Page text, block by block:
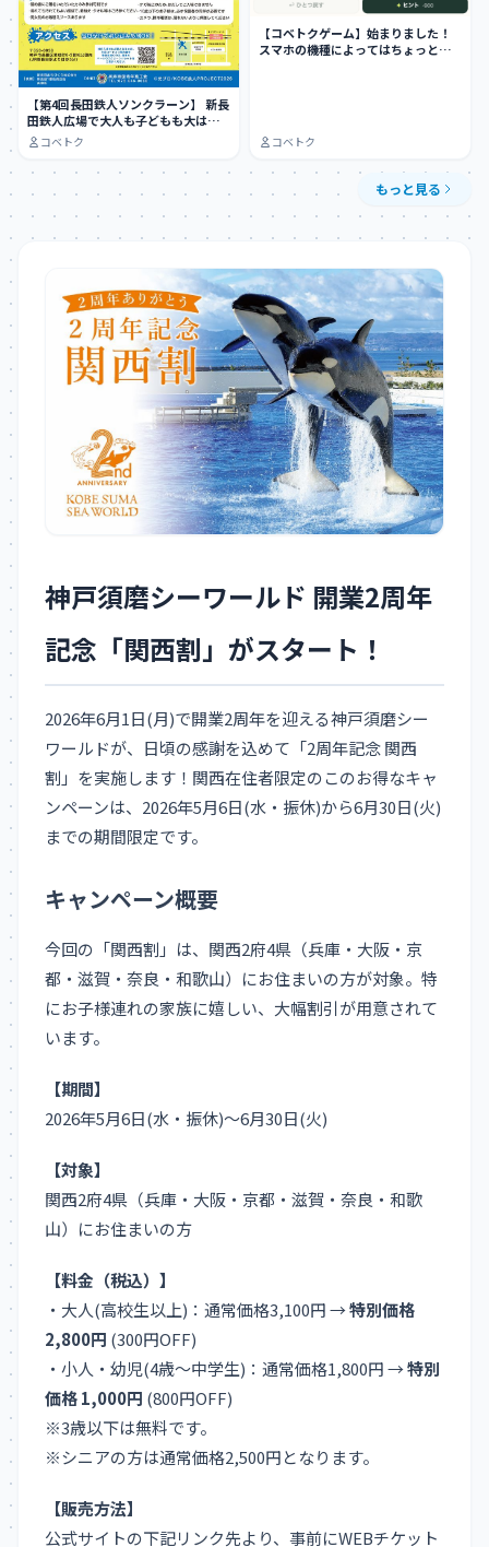
【第4回長田鉄人ソンクラーン】 新長
田鉄人広場で大人も子どもも大はし
ゃぎできる…
コベトク
【コベトクゲーム】始まりました！
スマホの機種によってはちょっとや
コベトク
もっと見る
神戸須磨シーワールド 開業2周年
記念「関西割」がスタート！
2026年6月1日(月)で開業2周年を迎える神戸須磨シー
ワールドが、日頃の感謝を込めて「2周年記念 関西
割」を実施します！関西在住者限定のこのお得なキャ
ンペーンは、2026年5月6日(水・振休)から6月30日(火)
までの期間限定です。
キャンペーン概要
今回の「関西割」は、関西2府4県（兵庫・大阪・京
都・滋賀・奈良・和歌山）にお住まいの方が対象。特
にお子様連れの家族に嬉しい、大幅割引が用意されて
います。
【期間】
2026年5月6日(水・振休)～6月30日(火)
【対象】
関西2府4県（兵庫・大阪・京都・滋賀・奈良・和歌
山）にお住まいの方
【料金（税込）】
・大人(高校生以上)：通常価格3,100円 →特別価格
2,800円 (300円OFF)
・小人・幼児(4歳～中学生)：通常価格1,800円 →特別
価格 1,000円 (800円OFF)
※3歳以下は無料です。
※シニアの方は通常価格2,500円となります。
【販売方法】
公式サイトの下記リンク先より、事前にWEBチケット